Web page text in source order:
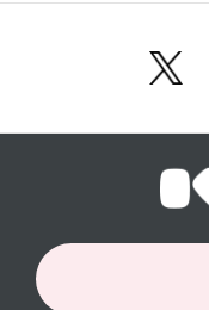
プライバシーポ